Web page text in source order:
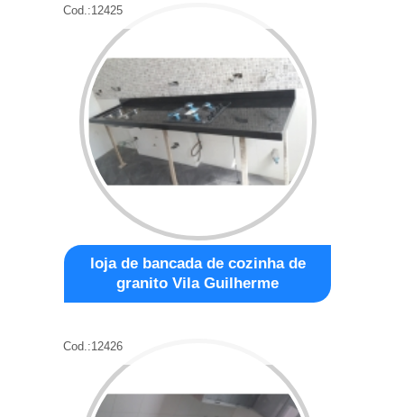
Cod.:12425
loja de bancada de cozinha de
granito Vila Guilherme
Cod.:12426